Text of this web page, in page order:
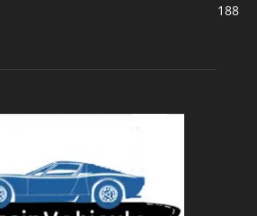
188